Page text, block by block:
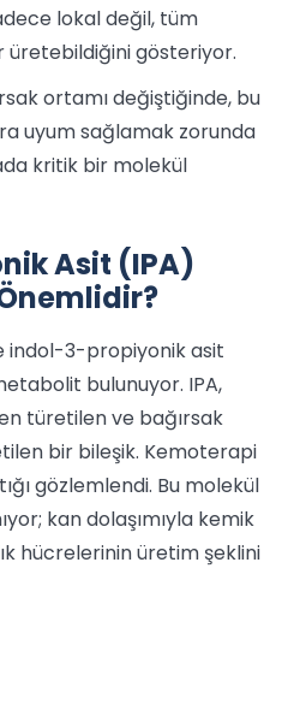
lokal değil, tüm
üretebildiğini gösteriyor.
ortamı değiştiğinde, bu
uyum sağlamak zorunda
kritik bir molekül
Asit (IPA)
indol-3-propiyonik asit
bulunuyor. IPA,
türetilen ve bağırsak
bir bileşik. Kemoterapi
gözlemlendi. Bu molekül
kan dolaşımıyla kemik
hücrelerinin üretim şeklini